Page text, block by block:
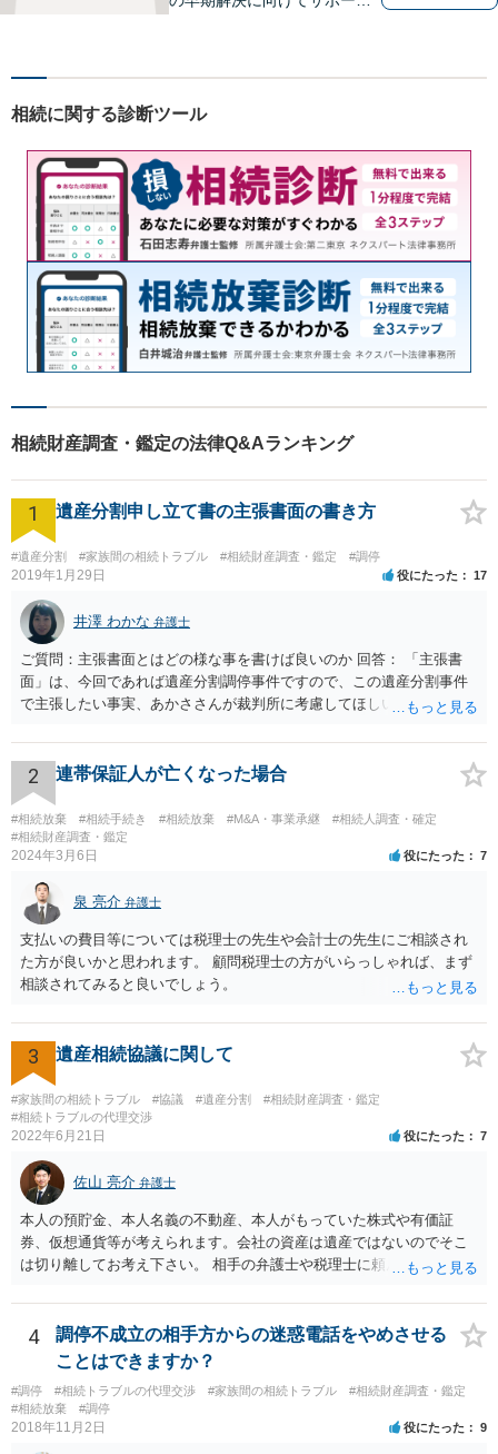
分からない」という方も多い
やすい環境を整えております
ので、お気軽にご相談くださ
い。
相続に関する診断ツール
相続財産調査・鑑定の法律Q&Aランキング
1 遺産分割申し立て書の主張書面の書き方
#遺産分割 #家族間の相続トラブル #相続財産調査・鑑定 #調停
2019年1月29日 役にたった 17
井澤 わかな 弁護士
ご質問：主張書面とはどの様な事を書けば良いのか 回答： 「主張書
面」は、今回であれば遺産分割調停事件ですので、この遺産分割事件
で主張したい事実、あかささんが裁判所に考慮してほしいと思う、亡
ります。 もし、主張したい事実や考慮してほしい事情に関連して
資料を持っているようであれば、主張書面とは別で提出できます。も
し、お姉さんに見られたくないような資料がある場合、「非開示の希
望に関する申出書」と共に提出することも考えられます。 ご質問：書
いた方が良い事と書かない方が良い事 回答： お姉さんが申立書の「申
立ての趣旨」のところに書いている遺産の分け方に対して意見があれ
ば、まずそれを書くとよいです。 次に「申立ての理由」のところに、
なぜ調停を申し立てたのか(例えば、あかささんと話合いが出来ない／
決裂した、など)や亡くなった方・あかささん・お姉さん間の事情やい
きさつなどが書かれていると思うので、あかささんから見てそれは違
うと感じるところは、どのように違うのか、など書くとよいです。 そ
の他、お姉さんの申立書には書かれていないけど、どのように遺産を
った等)、それも書くとよいです。 書かない方が良いと思うことは、遺
産分割に関係ない(と思われる)いきさつを沢山盛り込むことだと考えま
す(あくまで遺産分割に関係することに留める方が、裁判所や調停委員
の方に事情を理解してもらいやすいと思います)。
2 連帯保証人が亡くなった場合
#相続放棄 #相続手続き #相続放棄 #M&A・事業承継
#相続人調査・確定
#相続財産調査・鑑定
2024年3月6日 役にたった 7
泉 亮介 弁護士
支払いの費目等については税理士の先生や会計士の先生にご相談され
た方が良いかと思われます。 顧問税理士の方がいらっしゃれば、まず
相談されてみると良いでしょう。
3 遺産相続協議に関して
#家族間の相続トラブル #協議 #遺産分割
#相続財産調査・鑑定
#相続トラブルの代理交渉
2022年6月21日 役にたった 7
佐山 亮介 弁護士
本人の預貯金、本人名義の不動産、本人がもっていた株式や有価証
券、仮想通貨等が考えられます。会社の資産は遺産ではないのでそこ
は切り離してお考え下さい。 相手の弁護士や税理士に頼んでも守秘義
意に開示を求め、応じなければ「調査嘱託」という手続きを使って銀
行等に照会をかけることになるでしょう。 不動産は、相続登記が済ん
でいなければ市役所ないし区役所に、お子様と義父様のつながりがわ
かる戸籍一式を揃えてもちこみ、「名寄せ」という手続きをすると、
分かると思います。遺産分割協議書の偽造等により既に相続登記され
てしまっている場合は、住所などに当たりをつけて登記名義を調べて
4
調停不成立の相手方からの迷惑電話をやめさせる
ことはできますか？
#調停 #相続トラブルの代理交渉 #家族間の相続トラブル
#相続財産調査・鑑定
#相続放棄
#調停
2018年11月2日 役にたった 9